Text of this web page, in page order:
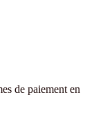
de paiement en